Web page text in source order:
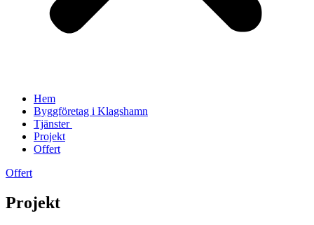
Hem
Byggföretag i Klagshamn
Tjänster
Projekt
Offert
Offert
Projekt